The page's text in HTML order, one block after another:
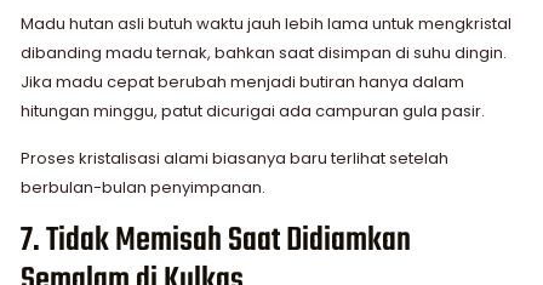
Madu hutan asli butuh waktu jauh lebih lama untuk mengkristal
dibanding madu ternak, bahkan saat disimpan di suhu dingin.
Jika madu cepat berubah menjadi butiran hanya dalam
hitungan minggu, patut dicurigai ada campuran gula pasir.
Proses kristalisasi alami biasanya baru terlihat setelah
berbulan-bulan penyimpanan.
7. Tidak Memisah Saat Didiamkan